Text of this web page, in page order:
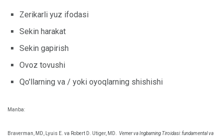
Zerikarli yuz ifodasi
Sekin harakat
Sekin gapirish
Ovoz tovushi
Qo'llarning va / yoki oyoqlarning shishishi
Manba:
Braverman, MD, Lyuis E. va Robert D. Utiger, MD. Verner va Ingbarning Tiroidasi: fundamental va